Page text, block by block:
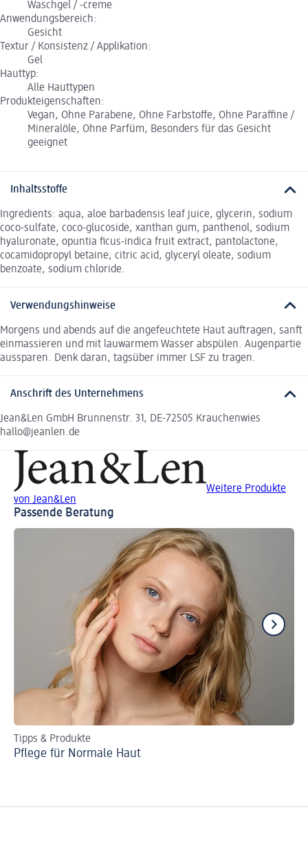
Waschgel / -creme
Anwendungsbereich:
Gesicht
Textur / Konsistenz / Applikation:
Gel
Hauttyp:
Alle Hauttypen
Produkteigenschaften:
Vegan, Ohne Parabene, Ohne Farbstoffe, Ohne Paraffine /
Mineralöle, Ohne Parfüm, Besonders für das Gesicht
geeignet
Inhaltsstoffe
Ingredients: aqua, aloe barbadensis leaf juice, glycerin, sodium
coco-sulfate, coco-glucoside, xanthan gum, panthenol, sodium
hyaluronate, opuntia ficus-indica fruit extract, pantolactone,
cocamidopropyl betaine, citric acid, glyceryl oleate, sodium
benzoate, sodium chloride.
Verwendungshinweise
Morgens und abends auf die angefeuchtete Haut auftragen, sanft
einmassieren und mit lauwarmem Wasser abspülen. Augenpartie
aussparen. Denk daran, tagsüber immer LSF zu tragen.
Anschrift des Unternehmens
Jean&Len GmbH Brunnenstr. 31, DE-72505 Krauchenwies
hallo@jeanlen.de
Weitere Produkte
von Jean&Len
Passende Beratung
Tipps & Produkte
Pflege für Normale Haut